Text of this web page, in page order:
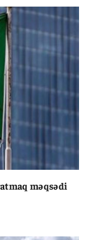
məqsədi